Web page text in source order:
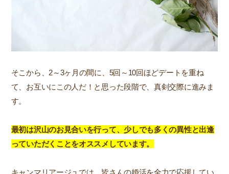
そこから、2～3ヶ月の間に、5回～10回ほどデートを重ね
て、お互いにこの人だ！と思った段階で、真剣交際に進みま
す。
最初は沢山のお見合いを行って、少しでも多くの異性と出逢
っていただくことをオススメしています。